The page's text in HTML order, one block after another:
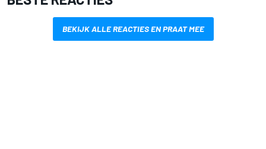
BEKIJK ALLE REACTIES EN PRAAT MEE